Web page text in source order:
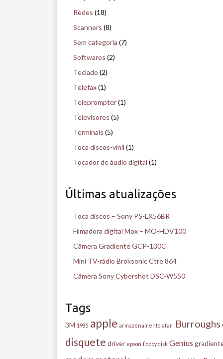
Redes (18)
Scanners (8)
Sem categoria (7)
Softwares (2)
Teclado (2)
Telefax(1)
Teleprompter(1)
Televisores (5)
Terminais (5)
Toca discos-vinil (1)
Tocador de áudio digital (1)
Últimas atualizações
Toca discos – Sony PS-LX56BR
Filmadora digital Mox – MO-HDV100
Câmera Gradiente GCP-130C
Mini TV-rádio Broksonic Ctre 864
Câmera Sony Cybershot DSC-W550
Tags
3M 1985 apple armazenamento atari Burroughs
disquete driver epson floppy disk Genius